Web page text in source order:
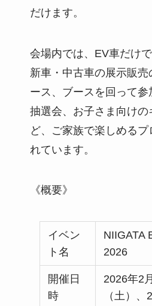
だけます。
会場内では、EV車だけ
新車・中古車の展示販
ース、ブースを回って
抽選会、お子さま向け
ど、ご家族で楽しめるプ
れています。
《概要》
イベン
ト名
NIIGATA
2026
開催日
時
2026年2
（土）